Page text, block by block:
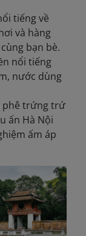
tiếng về
và hàng
bạn bè.
nổi tiếng
nước dùng
phê trứng trứ
ấn Hà Nội
ấm áp